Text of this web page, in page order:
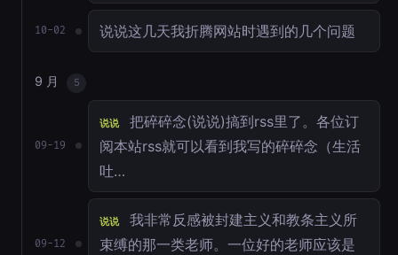
10-02 说说这几天我折腾网站时遇到的几个问题
9 月 5
09-19
说说
把碎碎念(说说)搞到rss里了。各位订
阅本站rss就可以看到我写的碎碎念（生活
吐…
09-12
说说
我非常反感被封建主义和教条主义所
束缚的那一类老师。一位好的老师应该是